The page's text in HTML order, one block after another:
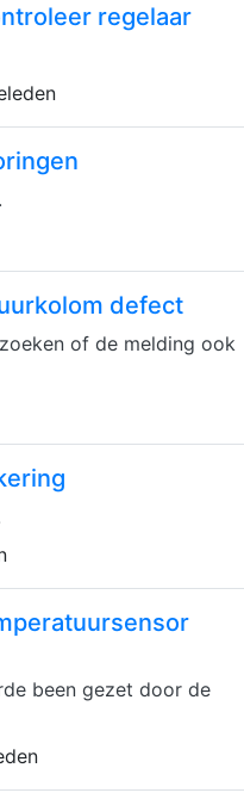
regelaar
defect
of de melding ook
been gezet door de